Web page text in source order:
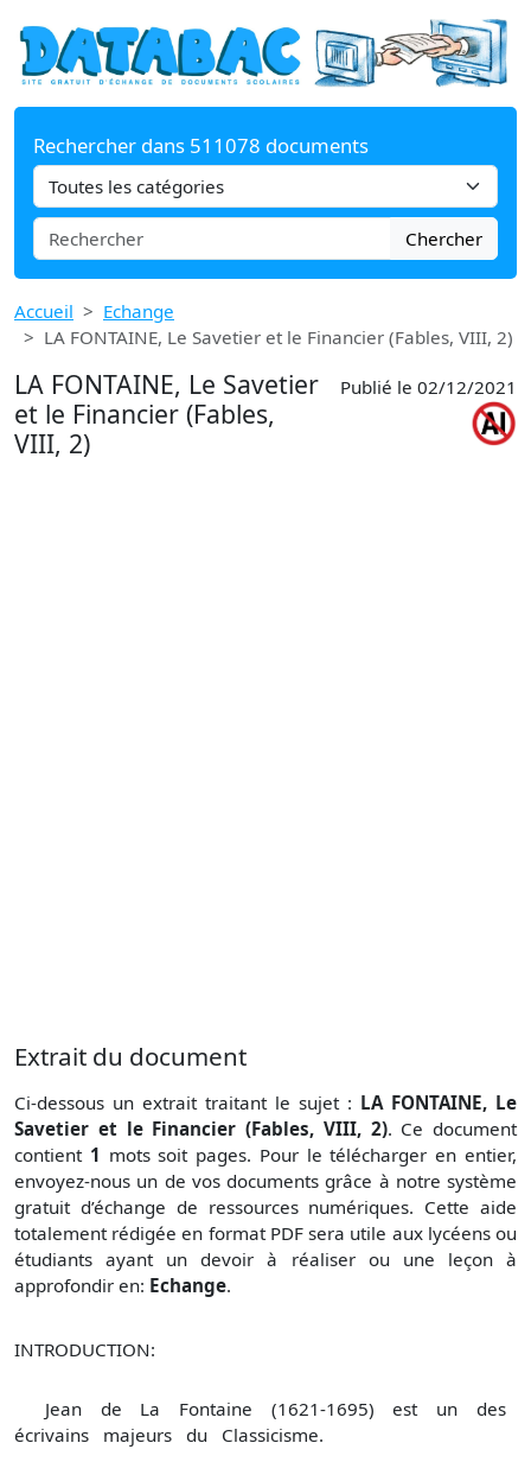
Rechercher dans 511078 documents
Chercher
Accueil
Echange
LA FONTAINE, Le Savetier et le Financier (Fables, VIII, 2)
LA FONTAINE, Le Savetier
et le Financier (Fables,
VIII, 2)
Publié le 02/12/2021
Extrait du document
Ci-dessous un extrait traitant le sujet : LA FONTAINE, Le
Savetier et le Financier (Fables, VIII, 2). Ce document
contient 1 mots soit pages. Pour le télécharger en entier,
envoyez-nous un de vos documents grâce à notre système
gratuit d’échange de ressources numériques. Cette aide
totalement rédigée en format PDF sera utile aux lycéens ou
étudiants ayant un devoir à réaliser ou une leçon à
approfondir en: Echange.
INTRODUCTION:
Jean de La Fontaine (1621-1695) est un des
écrivains majeurs du Classicisme.